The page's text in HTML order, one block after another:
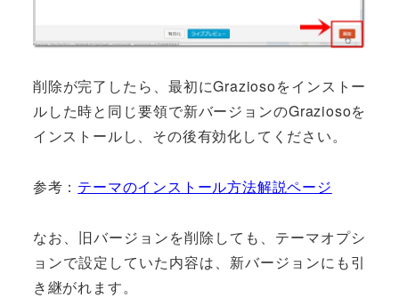
削除が完了したら、最初にGraziosoをインストー
ルした時と同じ要領で新バージョンのGraziosoを
インストールし、その後有効化してください。
参考： テーマのインストール方法解説ページ
なお、旧バージョンを削除しても、テーマオプシ
ョンで設定していた内容は、新バージョンにも引
き継がれます。